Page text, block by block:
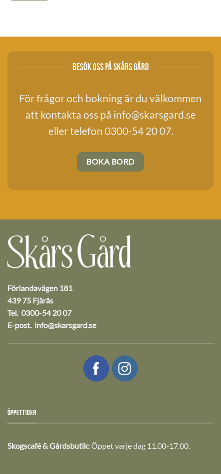
BESÖK OSS PÅ SKÅRS GÅRD
För frågor och bokning är du välkommen
att kontakta oss på info@skarsgard.se
eller telefon 0300-54 20 07.
BOKA BORD
Förlandavägen 181
439 75 Fjärås
Tel. 0300-54 20 07
E-post. info@skarsgard.se
ÖPPETTIDER
Skogscafé & Gårdsbutik:Öppet varje dag 11.00-17.00.